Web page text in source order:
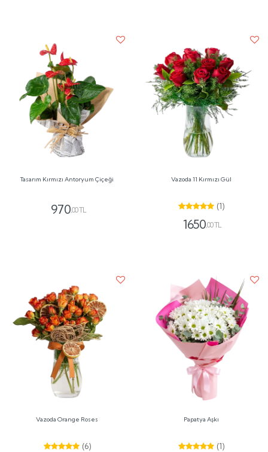
Tasarım Kırmızı Antoryum Çiçeği
970,00 TL
Vazoda 11 Kırmızı Gül
(1)
1650,00 TL
Vazoda Orange Roses
(6)
Papatya Aşkı
(1)